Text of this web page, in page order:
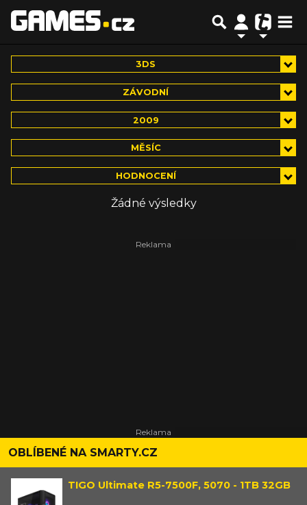
3DS
ZÁVODNÍ
2009
MĚSÍC
HODNOCENÍ
Žádné výsledky
OBLÍBENÉ NA SMARTY.CZ
TIGO Ultimate R5-7500F, 5070 - 1TB 32GB